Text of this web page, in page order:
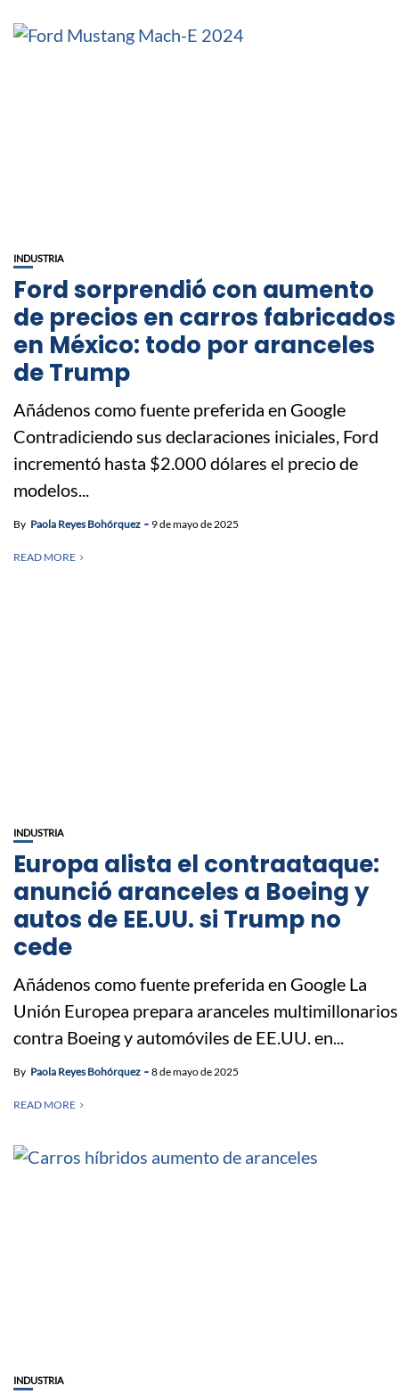
INDUSTRIA
Ford sorprendió con aumento
de precios en carros fabricados
en México: todo por aranceles
de Trump
Añádenos como fuente preferida en Google
Contradiciendo sus declaraciones iniciales, Ford
incrementó hasta $2.000 dólares el precio de
modelos...
By Paola Reyes Bohórquez 9 de mayo de 2025
READ MORE
INDUSTRIA
Europa alista el contraataque:
anunció aranceles a Boeing y
autos de EE.UU. si Trump no
cede
Añádenos como fuente preferida en Google La
Unión Europea prepara aranceles multimillonarios
contra Boeing y automóviles de EE.UU. en...
By Paola Reyes Bohórquez 8 de mayo de 2025
READ MORE
INDUSTRIA